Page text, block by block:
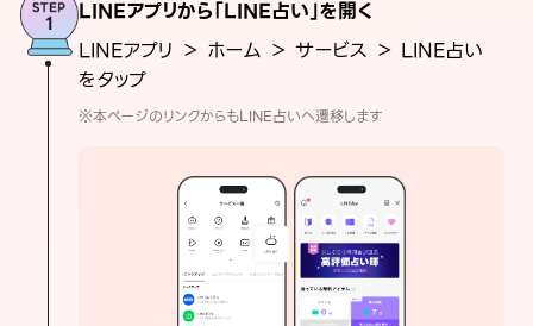
LINEアプリから「LINE占い」を開く
LINEアプリ ＞ ホーム ＞ サービス ＞ LINE占い
をタップ
※本ページのリンクからもLINE占いへ遷移します